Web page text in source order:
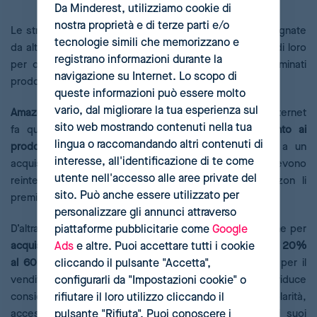
Le strategie di discount pricing di solito sono accompagnate
da altre promozioni a lungo termine e si combinano tra di loro
per offrire vantaggi aggiuntivi per l’acquisto di determinati
prodotti.
Amazon
mette in pratica questa tattica. Il gigante di internet
fa qualcosa di speciale:lo sconto per l’abbonamento ai
prodotti
. Con questa pratica, gli utenti sono legati a un
acquisto ricorrente e automatizzato di prodotti che devono
reintegrare costantemente. Allo stesso tempo Amazon li
premia con una percentuale di sconto.
D’altra parte, troviamoAlibaba che applicala promozione per
acquisti per volume. Il gigante cinese realizzasconti dal 20%
al 60%
in prodotti il cui trasporto ha un basso costo per il
venditore. In questo modo, la spesa dell’utente si riduce
considerevolmente mentre il venditore guadagna popolarità,
accessibilità e buone valutazioni, senza rinunciare ai suoi
Da Minderest, utilizziamo cookie di
nostra proprietà e di terze parti e/o
tecnologie simili che memorizzano e
registrano informazioni durante la
navigazione su Internet. Lo scopo di
queste informazioni può essere molto
vario, dal migliorare la tua esperienza sul
sito web mostrando contenuti nella tua
lingua o raccomandando altri contenuti di
interesse, all'identificazione di te come
utente nell'accesso alle aree private del
sito. Può anche essere utilizzato per
personalizzare gli annunci attraverso
piattaforme pubblicitarie come Google
Adse altre. Puoi accettare tutti i cookie
cliccando il pulsante "Accetta",
configurarli da "Impostazioni cookie" o
rifiutare il loro utilizzo cliccando il
pulsante "Rifiuta". Puoi conoscere i